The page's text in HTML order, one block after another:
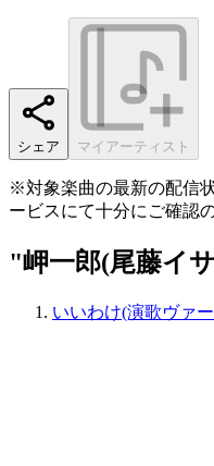
シェア マイアーティスト
※対象楽曲の最新の配信
ービスにて十分にご確認
"岬一郎(尾藤イ
いいわけ(演歌ヴァ